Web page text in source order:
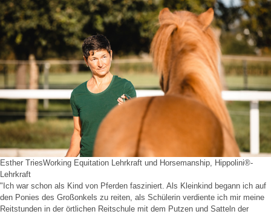
Esther TriesWorking Equitation Lehrkraft und Horsemanship, Hippolini®-
Lehrkraft
"Ich war schon als Kind von Pferden fasziniert. Als Kleinkind begann ich auf
den Ponies des Großonkels zu reiten, als Schülerin verdiente ich mir meine
Reitstunden in der örtlichen Reitschule mit dem Putzen und Satteln der